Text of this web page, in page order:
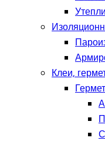
Клеи,